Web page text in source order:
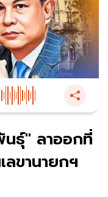
ธุ์" ลาออกที่
ลขานายกฯ